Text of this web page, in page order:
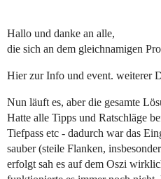
Hallo und danke an alle,
die sich an dem gleichnamigen
Hier zur Info und event. weiterer
Nun läuft es, aber die gesamte
Hatte alle Tipps und Ratschläge
Tiefpass etc - dadurch war das
sauber (steile Flanken,
erfolgt sah es auf dem Oszi